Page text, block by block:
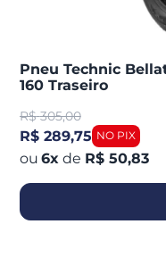
Pneu Technic
160 Traseiro
R$ 305,00
R$ 289,75
6x de R$ 50,83